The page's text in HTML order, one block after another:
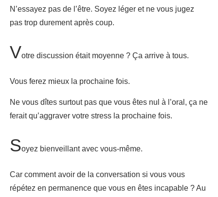
N’essayez pas de l’être. Soyez léger et ne vous jugez
pas trop durement après coup.
Votre discussion était moyenne ? Ça arrive à tous.
Vous ferez mieux la prochaine fois.
Ne vous dîtes surtout pas que vous êtes nul à l’oral, ça ne
ferait qu’aggraver votre stress la prochaine fois.
Soyez bienveillant avec vous-même.
Car comment avoir de la conversation si vous vous
répétez en permanence que vous en êtes incapable ? Au